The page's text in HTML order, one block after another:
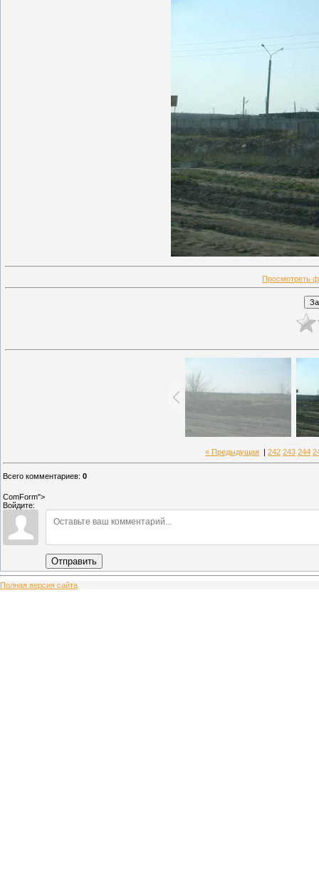
Просмотреть
« Предыдущая 242 243 244
Всего комментариев: 0
ComForm">
Войдите:
Отправить
Полная версия сайта